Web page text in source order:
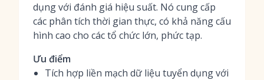
dụng với đánh giá hiệu suất. Nó cung cấp
các phân tích thời gian thực, có khả năng cấu
hình cao cho các tổ chức lớn, phức tạp.
Ưu điểm
Tích hợp liền mạch dữ liệu tuyển dụng với